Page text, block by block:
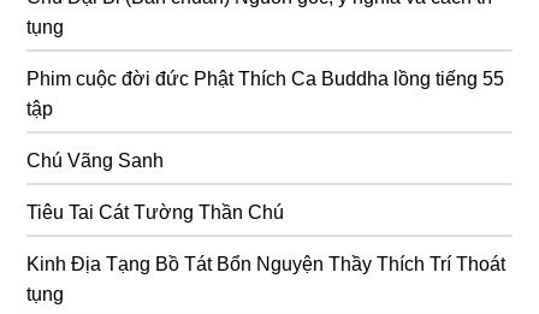
tụng
Phim cuộc đời đức Phật Thích Ca Buddha lồng tiếng 55
tập
Chú Vãng Sanh
Tiêu Tai Cát Tường Thần Chú
Kinh Địa Tạng Bồ Tát Bổn Nguyện Thầy Thích Trí Thoát
tụng